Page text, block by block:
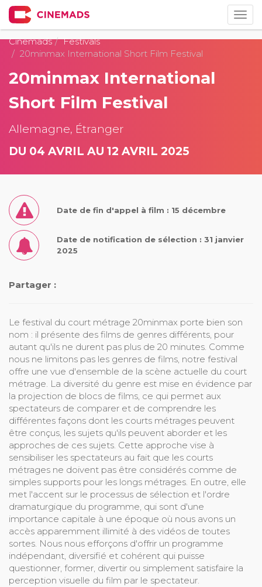
Cinemads
Festivals
20minmax International Short Film Festival
20minmax International
Short Film Festival
Allemagne, Étranger
DU 04 AVRIL AU 12 AVRIL 2025
Date de fin d'appel à film : 15 décembre
Date de notification de sélection : 31 janvier
2025
Partager :
Le festival du court métrage 20minmax porte bien son
nom : il présente des films de genres différents, pour
autant qu'ils ne durent pas plus de 20 minutes. Comme
nous ne limitons pas les genres de films, notre festival
offre une vue d'ensemble de la scène actuelle du court
métrage. La diversité du genre est mise en évidence par
la projection de blocs de films, ce qui permet aux
spectateurs de comparer et de comprendre les
différentes façons dont les courts métrages peuvent
être conçus, les sujets qu'ils peuvent aborder et les
approches de ces sujets. Cette approche vise à
sensibiliser les spectateurs au fait que les courts
métrages ne doivent pas être considérés comme de
simples supports pour les longs métrages. En outre, elle
met l'accent sur le processus de sélection et l'ordre
dramaturgique du programme, qui sont d'une
importance capitale à une époque où nous avons un
accès apparemment illimité à des vidéos de toutes
sortes. Nous nous efforçons d'offrir un programme
indépendant, diversifié et cohérent qui puisse
questionner, former, divertir ou simplement satisfaire la
perception visuelle du film par le spectateur.